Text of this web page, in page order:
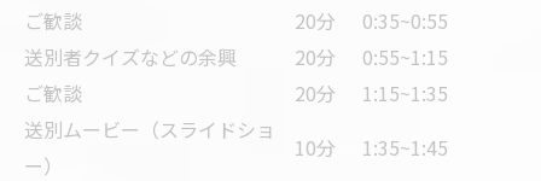
ご歓談
20分
0:35~0:55
送別者クイズなどの余興
20分
0:55~1:15
ご歓談
20分
1:15~1:35
送別ムービー（スライドショ
ー）
10分
1:35~1:45